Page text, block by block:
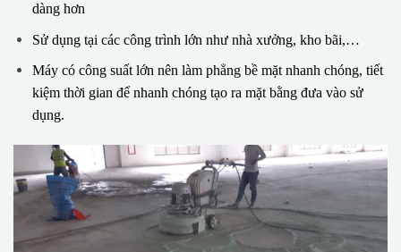
dàng hơn
Sử dụng tại các công trình lớn như nhà xưởng, kho bãi,…
Máy có công suất lớn nên làm phẳng bề mặt nhanh chóng, tiết
kiệm thời gian để nhanh chóng tạo ra mặt bằng đưa vào sử
dụng.